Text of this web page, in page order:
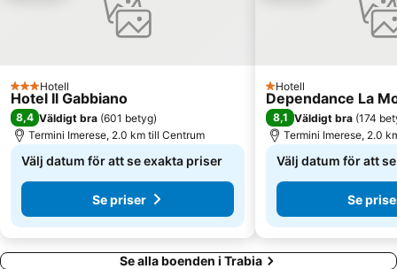
3 Stjärnor
Hotell
Hotel Il Gabbiano
8,4 Väldigt bra (601 betyg)
Termini Imerese, 2.0 km till Centrum
Välj datum för att se exakta priser
Se priser
1 Stjärnor
Hotell
Dependance La
8,1 Väldigt bra (174
Termini Imerese, 2.0
Välj datum för att
Se
Se alla boenden i Trabia